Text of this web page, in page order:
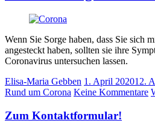
Wenn Sie Sorge haben, dass Sie sich
angesteckt haben, sollten sie ihre
Coronavirus untersuchen lassen.
Elisa-Maria Gebben 1. April 202012.
Rund um Corona Keine Kommentare
Zum Kontaktformular!